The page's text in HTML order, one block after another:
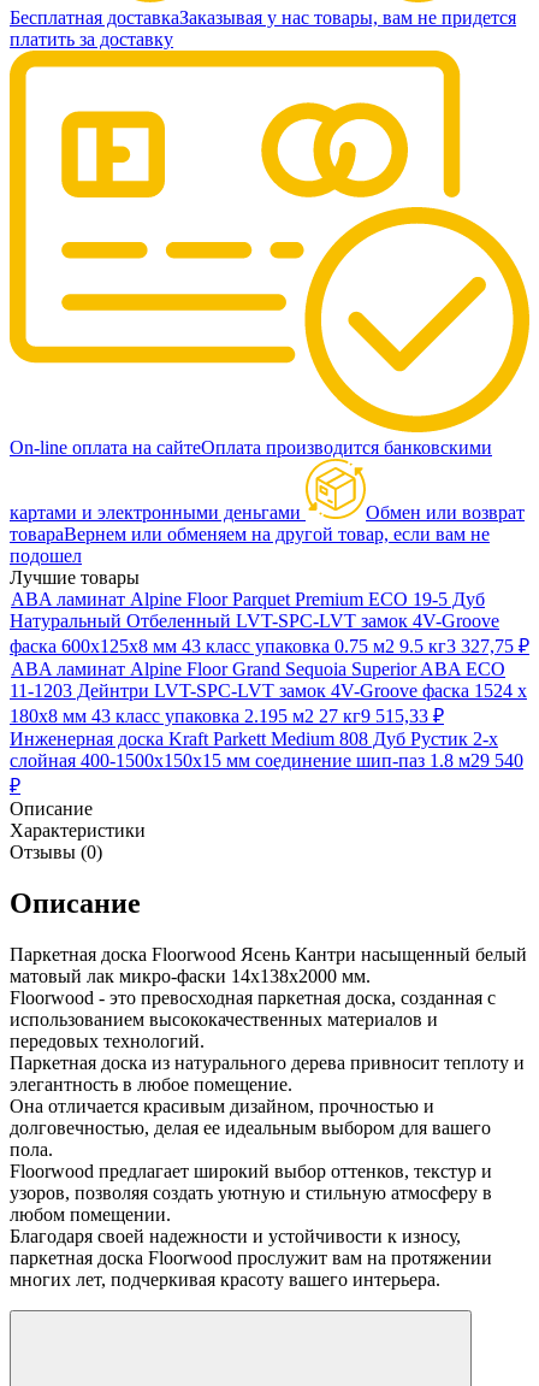
Бесплатная доставкаЗаказывая у нас товары, вам не придется
платить за доставку
On-line оплата на сайтеОплата производится банковскими
картами и электронными деньгами
Обмен или возврат
товараВернем или обменяем на другой товар, если вам не
подошел
Лучшие товары
ABA ламинат Alpine Floor Parquet Premium ECO 19-5 Дуб
Натуральный Отбеленный LVT-SPC-LVT замок 4V-Groove
фаска 600х125х8 мм 43 класс упаковка 0.75 м2 9.5 кг3 327,75 ₽
ABA ламинат Alpine Floor Grand Sequoia Superior ABA ECO
11-1203 Дейнтри LVT-SPC-LVT замок 4V-Groove фаска 1524 х
180х8 мм 43 класс упаковка 2.195 м2 27 кг9 515,33 ₽
Инженерная доска Kraft Parkett Medium 808 Дуб Рустик 2-х
слойная 400-1500х150х15 мм соединение шип-паз 1.8 м29 540
₽
Описание
Характеристики
Отзывы (0)
Описание
Паркетная доска Floorwood Ясень Кантри насыщенный белый
матовый лак микро-фаски 14х138х2000 мм.
Floorwood - это превосходная паркетная доска, созданная с
использованием высококачественных материалов и
передовых технологий.
Паркетная доска из натурального дерева привносит теплоту и
элегантность в любое помещение.
Она отличается красивым дизайном, прочностью и
долговечностью, делая ее идеальным выбором для вашего
пола.
Floorwood предлагает широкий выбор оттенков, текстур и
узоров, позволяя создать уютную и стильную атмосферу в
любом помещении.
Благодаря своей надежности и устойчивости к износу,
паркетная доска Floorwood прослужит вам на протяжении
многих лет, подчеркивая красоту вашего интерьера.